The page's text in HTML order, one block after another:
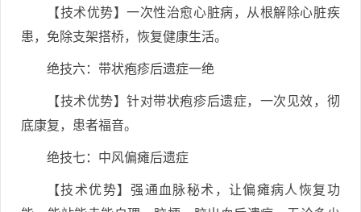
【技术优势】一次性治愈心脏病，从根解除心脏疾
患，免除支架搭桥，恢复健康生活。
绝技六：带状疱疹后遗症一绝
【技术优势】针对带状疱疹后遗症，一次见效，彻
底康复，患者福音。
绝技七：中风偏瘫后遗症
【技术优势】强通血脉秘术，让偏瘫病人恢复功